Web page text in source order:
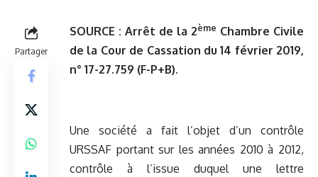
Partager
SOURCE : Arrêt de la 2ème Chambre Civile
de la Cour de Cassation du 14 février 2019,
n° 17-27.759 (F-P+B).
Une société a fait l’objet d’un contrôle
URSSAF portant sur les années 2010 à 2012,
contrôle à l’issue duquel une lettre